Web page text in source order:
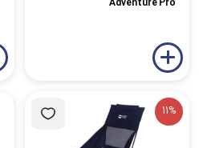
Adventure Pro
11%